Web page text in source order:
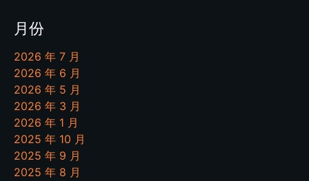
月份
2026 年 7 月
2026 年 6 月
2026 年 5 月
2026 年 3 月
2026 年 1 月
2025 年 10 月
2025 年 9 月
2025 年 8 月